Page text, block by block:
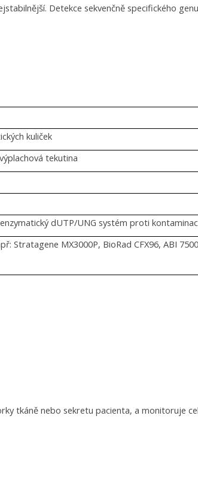
Detekce sekvenčně specifického
kuliček
tekutina
dUTP/UNG systém proti
Stratagene MX3000P, BioRad CFX96, ABI
tkáně nebo sekretu pacienta, a monitoruje